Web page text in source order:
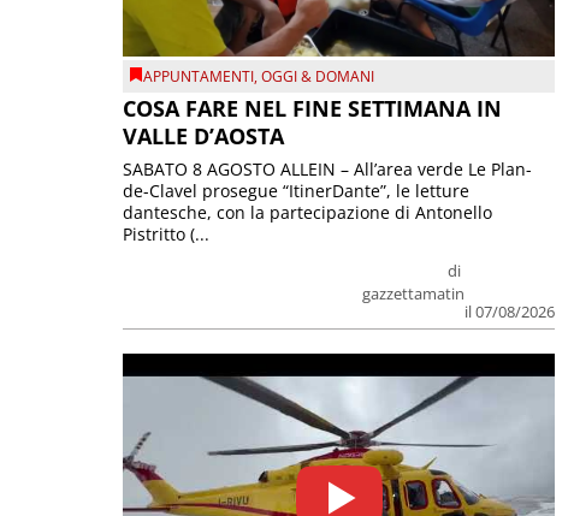
APPUNTAMENTI,OGGI & DOMANI
COSA FARE NEL FINE SETTIMANA IN
VALLE D’AOSTA
di
gazzettamatin
il 07/08/2026
SABATO 8 AGOSTO ALLEIN – All’area verde Le Plan-
de-Clavel prosegue “ItinerDante”, le letture
dantesche, con la partecipazione di Antonello
Pistritto (...